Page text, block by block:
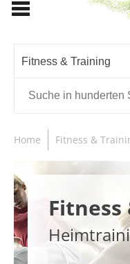
Fitness & Training
Home Fitness &